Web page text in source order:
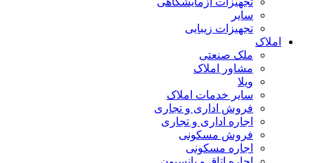
سایر
تجهیزات زیبایی
املاک
ملک صنعتی
مشاور املاک
ویلا
سایر خدمات املاک
فروش اداری و تجاری
اجاره اداری و تجاری
فروش مسکونی
اجاره مسکونی